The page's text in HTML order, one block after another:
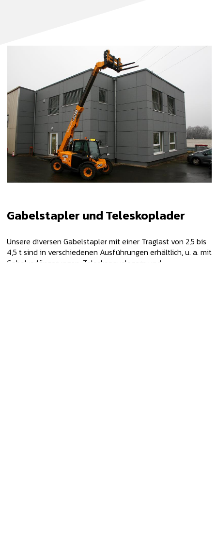
Gabelstapler und Teleskoplader
Unsere diversen Gabelstapler mit einer Traglast von 2,5 bis
4,5 t sind in verschiedenen Ausführungen erhältlich, u. a. mit
Gabelverlängerungen, Teleskopauslegern und